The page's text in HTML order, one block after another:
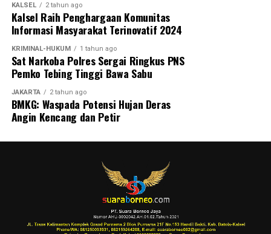
Views: 59
Bagikan ke
WhatsApp 0 Facebook
Messenger Twitter/X
KALSEL 2 tahun ago
Kalsel Raih Penghargaan Komunitas
Informasi Masyarakat Terinovatif 2024
KRIMINAL-HUKUM 1 tahun ago
Sat Narkoba Polres Sergai Ringkus PNS
Pemko Tebing Tinggi Bawa Sabu
JAKARTA 2 tahun ago
BMKG: Waspada Potensi Hujan Deras
Angin Kencang dan Petir